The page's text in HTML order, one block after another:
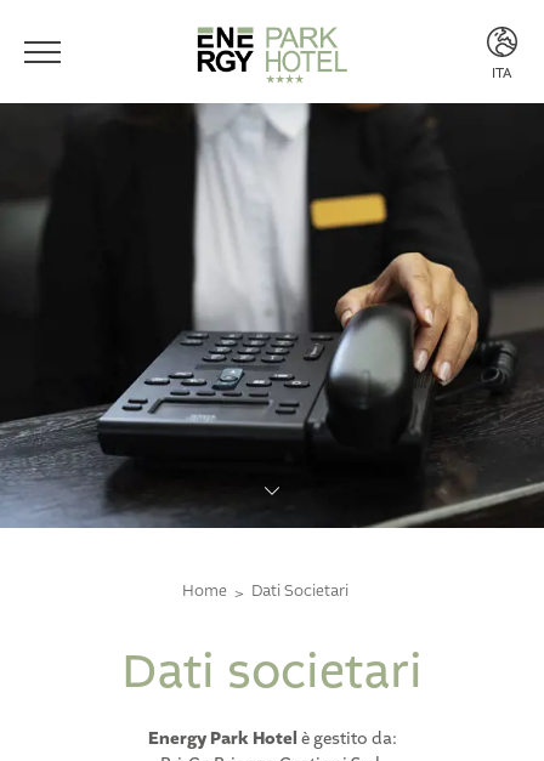
ITA
Home Dati Societari
Dati societari
Energy Park Hotel è gestito da: